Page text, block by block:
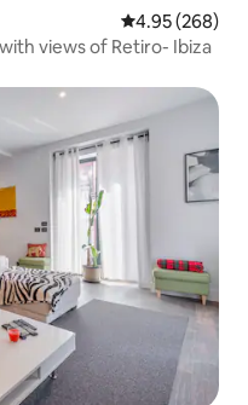
4.95 out of 5
4.95 (268)
views of Retiro- Ibiza